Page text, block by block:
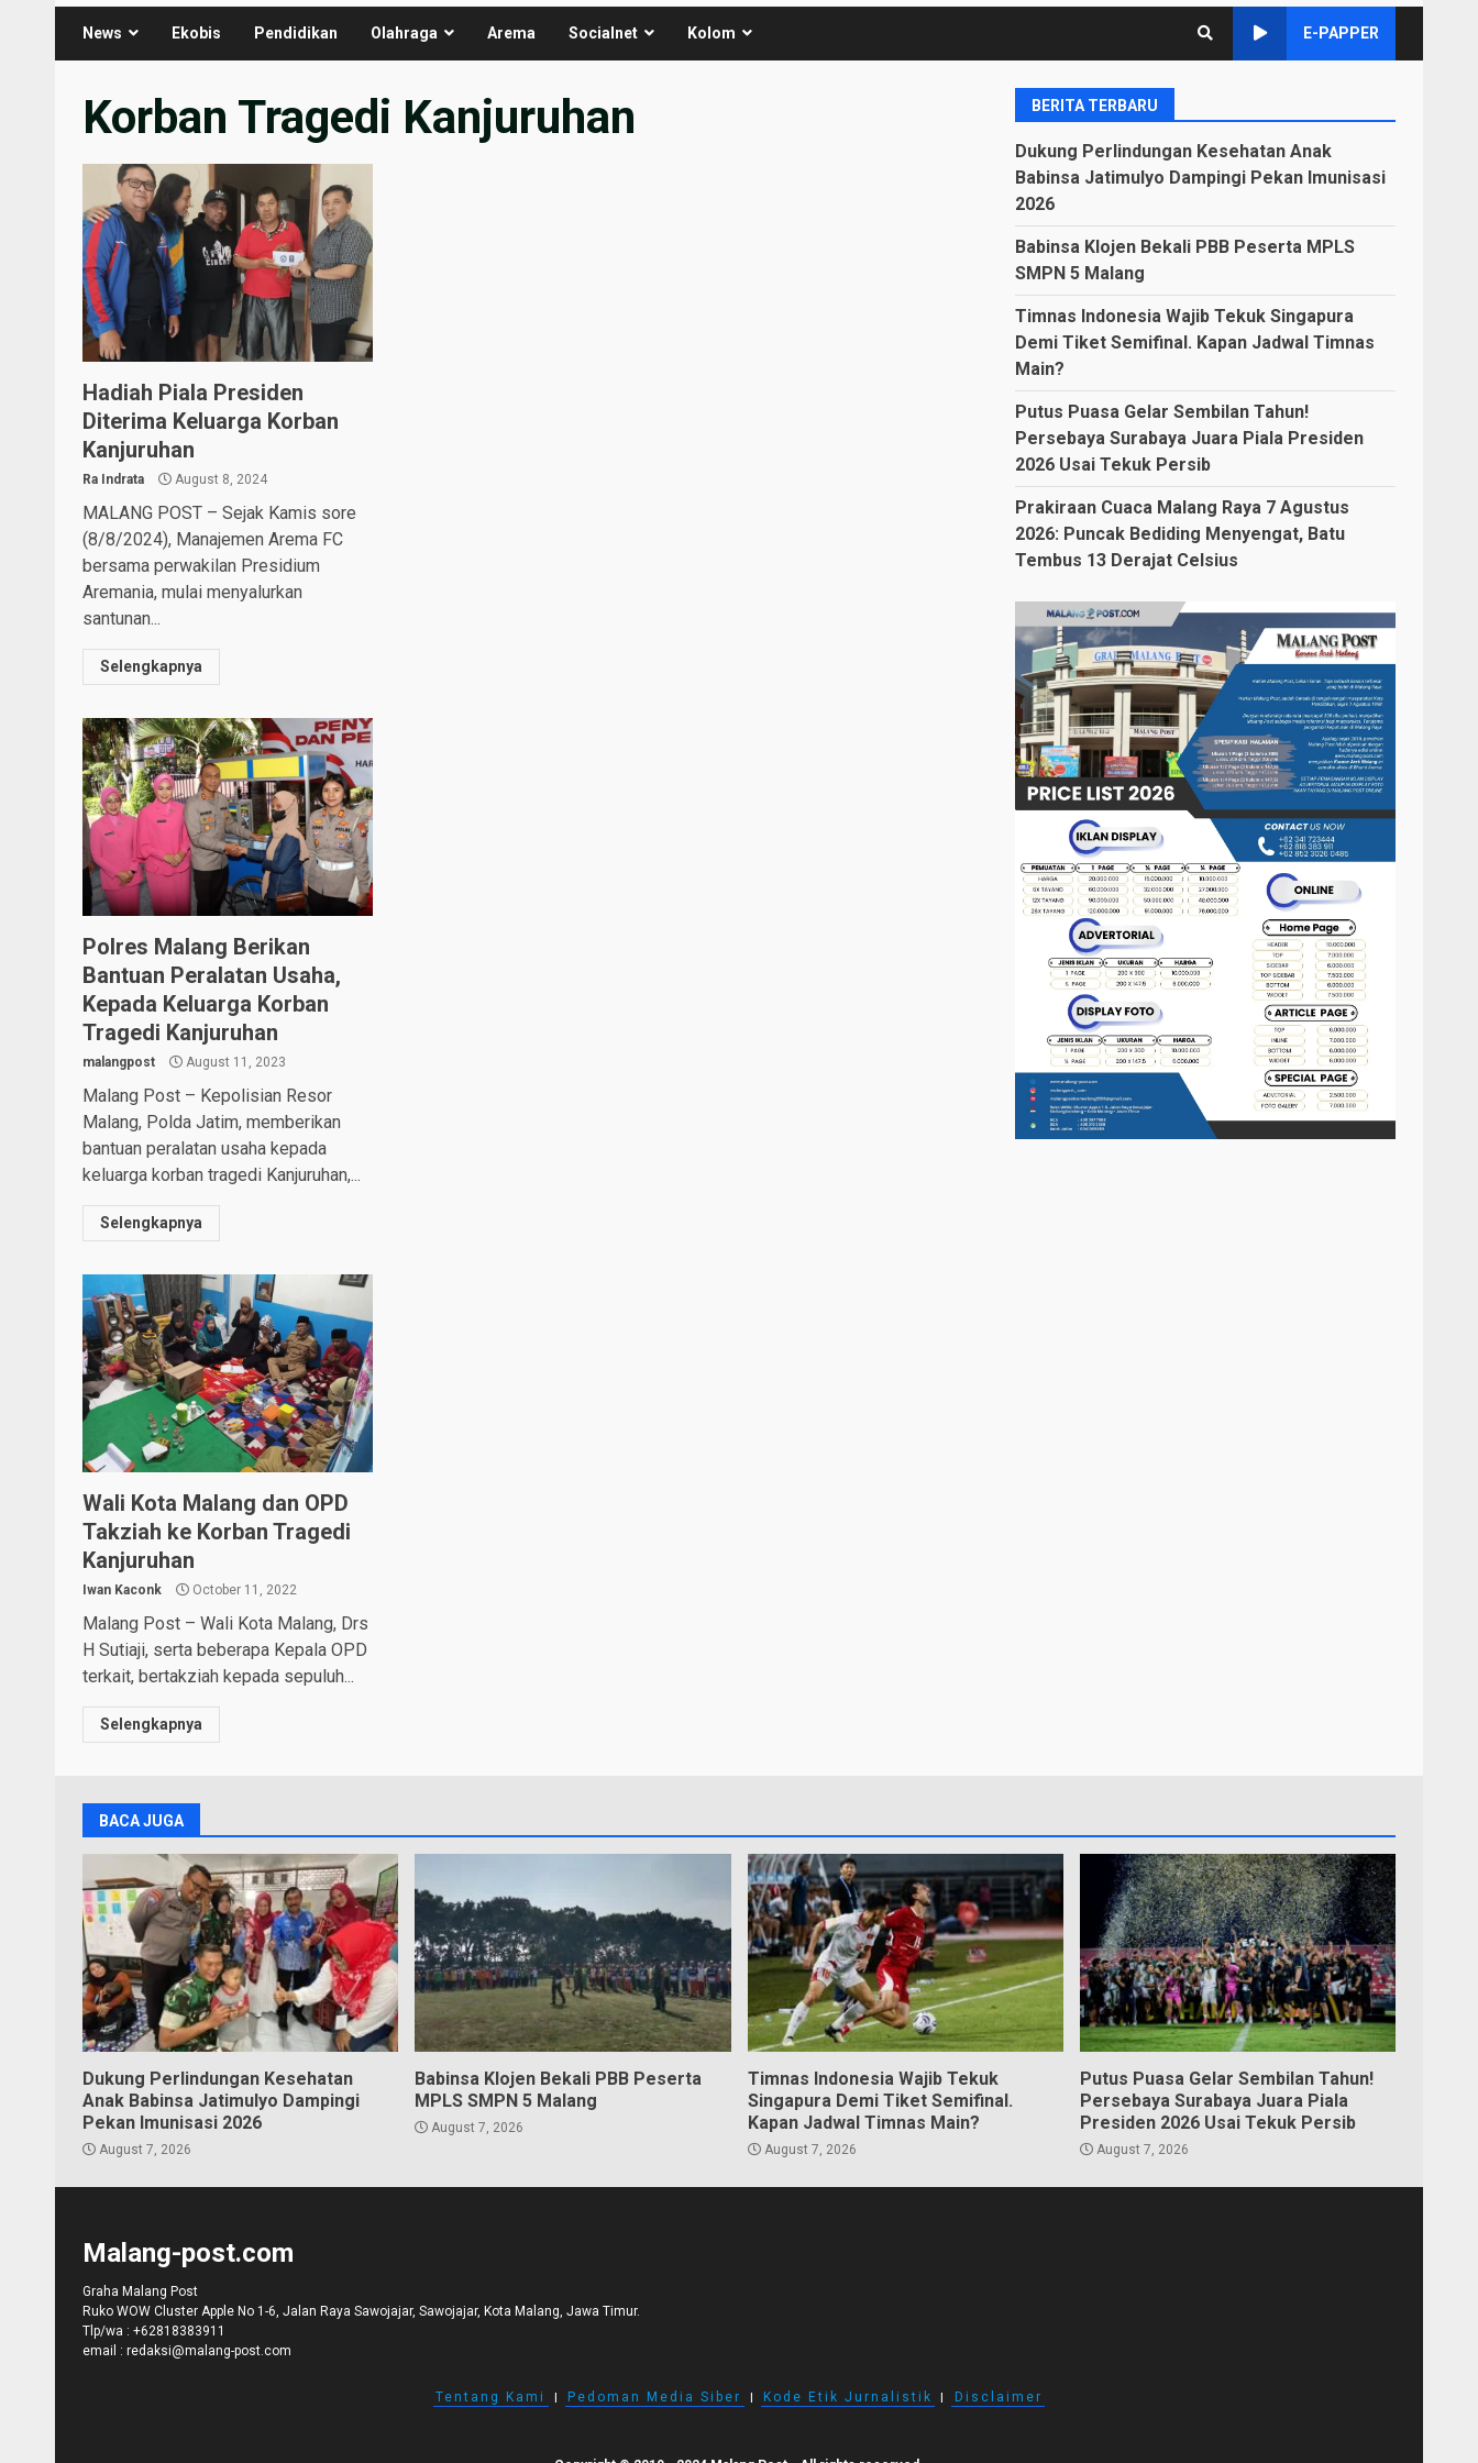
News Ekobis Pendidikan Olahraga Arema Socialnet Kolom E-PAPPER
Korban Tragedi Kanjuruhan
Hadiah Piala Presiden
Diterima Keluarga Korban
Kanjuruhan
Ra Indrata August 8, 2024
MALANG POST – Sejak Kamis sore
(8/8/2024), Manajemen Arema FC
bersama perwakilan Presidium
Aremania, mulai menyalurkan
santunan...
Selengkapnya
Polres Malang Berikan
Bantuan Peralatan Usaha,
Kepada Keluarga Korban
Tragedi Kanjuruhan
malangpost August 11, 2023
Malang Post – Kepolisian Resor
Malang, Polda Jatim, memberikan
bantuan peralatan usaha kepada
keluarga korban tragedi Kanjuruhan,...
Selengkapnya
Wali Kota Malang dan OPD
Takziah ke Korban Tragedi
Kanjuruhan
Iwan Kaconk October 11, 2022
Malang Post – Wali Kota Malang, Drs
H Sutiaji, serta beberapa Kepala OPD
terkait, bertakziah kepada sepuluh...
Selengkapnya
BERITA TERBARU
Dukung Perlindungan Kesehatan Anak
Babinsa Jatimulyo Dampingi Pekan Imunisasi
2026
Babinsa Klojen Bekali PBB Peserta MPLS
SMPN 5 Malang
Timnas Indonesia Wajib Tekuk Singapura
Demi Tiket Semifinal. Kapan Jadwal Timnas
Main?
Putus Puasa Gelar Sembilan Tahun!
Persebaya Surabaya Juara Piala Presiden
2026 Usai Tekuk Persib
Prakiraan Cuaca Malang Raya 7 Agustus
2026: Puncak Bediding Menyengat, Batu
Tembus 13 Derajat Celsius
BACA JUGA
Dukung Perlindungan Kesehatan
Anak Babinsa Jatimulyo Dampingi
Pekan Imunisasi 2026
August 7, 2026
Babinsa Klojen Bekali PBB Peserta
MPLS SMPN 5 Malang
August 7, 2026
Timnas Indonesia Wajib Tekuk
Singapura Demi Tiket Semifinal.
Kapan Jadwal Timnas Main?
August 7, 2026
Putus Puasa Gelar Sembilan Tahun!
Persebaya Surabaya Juara Piala
Presiden 2026 Usai Tekuk Persib
August 7, 2026
Malang-post.com
Graha Malang Post
Ruko WOW Cluster Apple No 1-6, Jalan Raya Sawojajar, Sawojajar, Kota Malang, Jawa Timur.
Tlp/wa : +62818383911
email : redaksi@malang-post.com
Tentang Kami I Pedoman Media Siber I Kode Etik Jurnalistik I Disclaimer